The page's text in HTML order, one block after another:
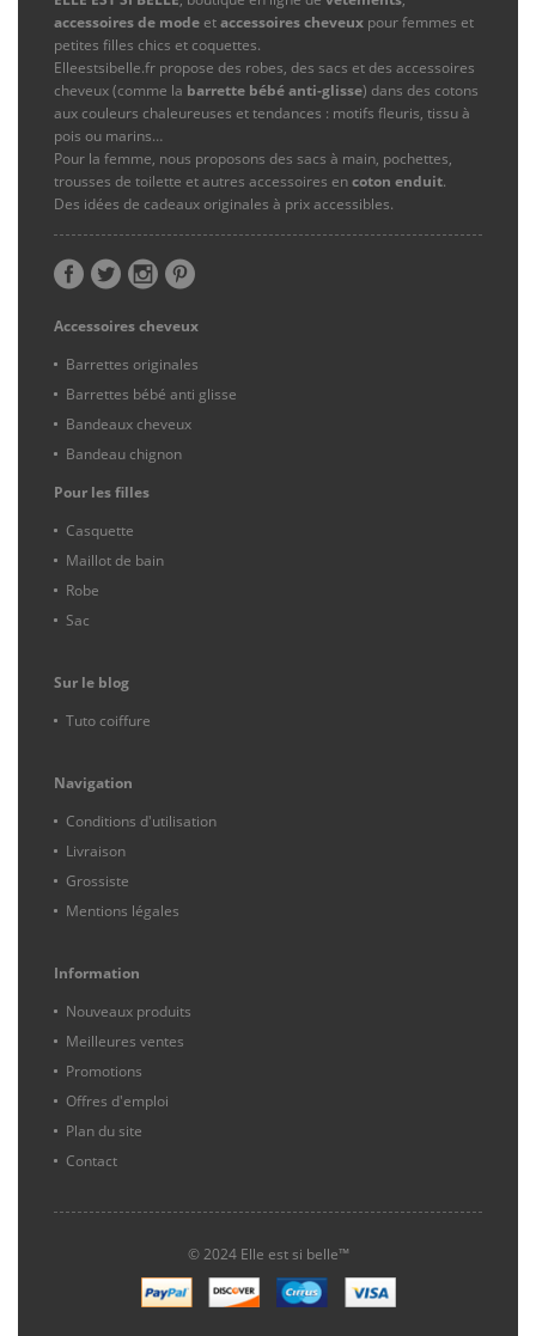
accessoires de mode etaccessoires cheveux pour femmes et
petites filles chics et coquettes.
Elleestsibelle.fr propose des robes, des sacs et des accessoires
cheveux (comme la barrette bébé anti-glisse) dans des cotons
aux couleurs chaleureuses et tendances : motifs fleuris, tissu à
pois ou marins…
Pour la femme, nous proposons des sacs à main, pochettes,
trousses de toilette et autres accessoires encoton enduit.
Des idées de cadeaux originales à prix accessibles.
Accessoires cheveux
Barrettes originales
Barrettes bébé anti glisse
Bandeaux cheveux
Bandeau chignon
Pour les filles
Casquette
Maillot de bain
Robe
Sac
Sur le blog
Tuto coiffure
Navigation
Conditions d'utilisation
Livraison
Grossiste
Mentions légales
Information
Nouveaux produits
Meilleures ventes
Promotions
Offres d'emploi
Plan du site
Contact
© 2024 Elle est si belle™